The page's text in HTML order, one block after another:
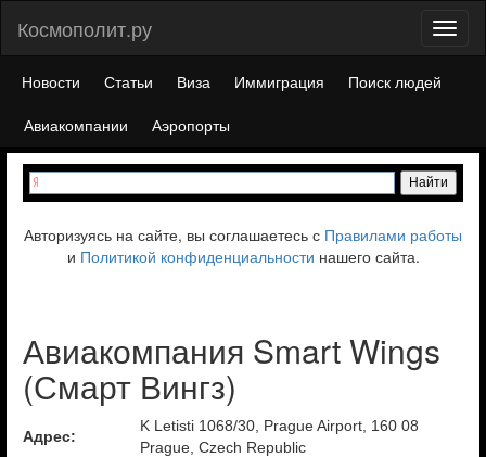
Космополит.ру
Новости Статьи Виза Иммиграция
Поиск людей
Авиакомпании
Аэропорты
Авторизуясь на сайте, вы соглашаетесь с Правилами работы
и Политикой конфиденциальности нашего сайта.
Авиакомпания Smart Wings
(Смарт Вингз)
Адрес:
K Letisti 1068/30, Prague Airport, 160 08
Prague, Czech Republic